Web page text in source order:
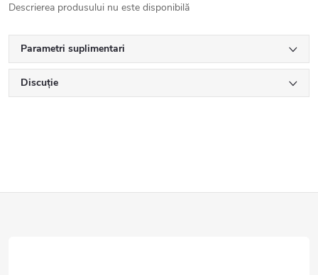
Descrierea produsului nu este disponibilă
Parametri suplimentari
Discuţie